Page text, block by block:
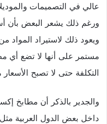
عالي في التصميمات
ورغم ذلك يشعر البعض بأن
ويعود ذلك لاستيراد المواد
مستمر على أنها لا تضع أي
التكلفة حتى لا تصبح الأسعار
والجدير بالذكر أن مطابخ
داخل بعض الدول العربية مثل